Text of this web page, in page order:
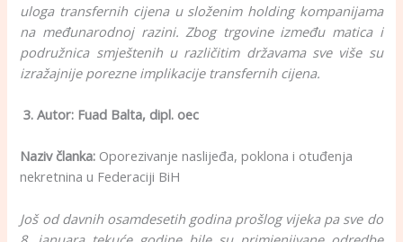
uloga transfernih cijena u složenim holding kompanijama
na međunarodnoj razini. Zbog trgovine između matica i
podružnica smještenih u različitim državama sve više su
izražajnije porezne implikacije transfernih cijena.
3. Autor: Fuad Balta, dipl. oec
Naziv članka: Oporezivanje naslijeđa, poklona i otuđenja
nekretnina u Federaciji BiH
Još od davnih osamdesetih godina prošlog vijeka pa sve do